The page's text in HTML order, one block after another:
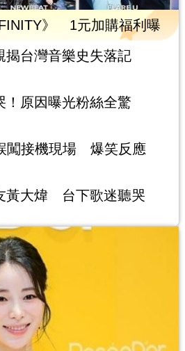
》 1元加購福利曝
揭台灣音樂史失落記
！原因曝光粉絲全驚
闖接機現場 爆笑反應
黃大煒 台下歌迷聽哭